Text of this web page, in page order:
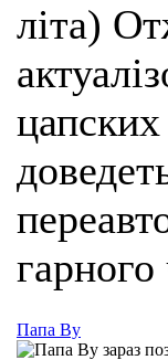
літа)
Папа Ву